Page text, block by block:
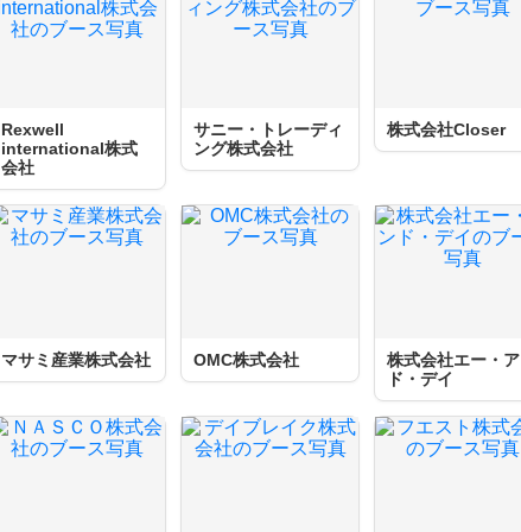
Rexwell
international株式
会社
サニー・トレーディ
ング株式会社
株式会社Closer
マサミ産業株式会社 OMC株式会社
株式会社エー・
ド・デイ